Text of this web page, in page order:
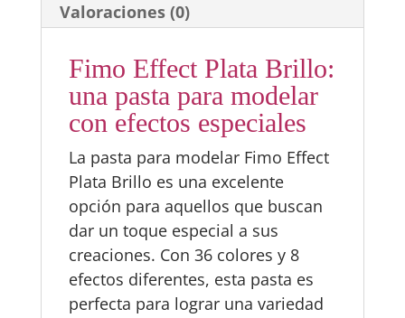
Valoraciones (0)
Fimo Effect Plata Brillo:
una pasta para modelar
con efectos especiales
La pasta para modelar Fimo Effect
Plata Brillo es una excelente
opción para aquellos que buscan
dar un toque especial a sus
creaciones. Con 36 colores y 8
efectos diferentes, esta pasta es
perfecta para lograr una variedad